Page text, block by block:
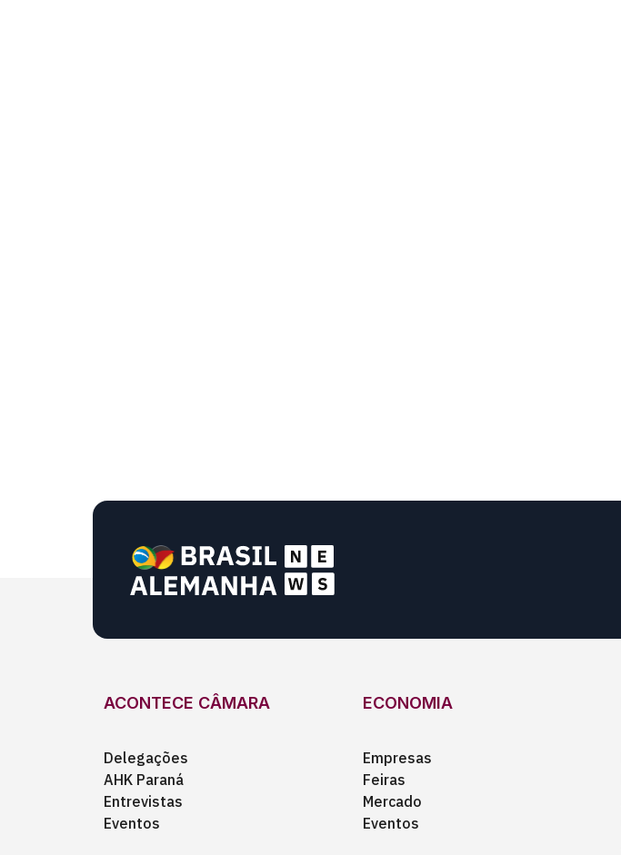
ACONTECE CÂMARA
Delegações
AHK Paraná
Entrevistas
Eventos
ECONOMIA
Empresas
Feiras
Mercado
Eventos